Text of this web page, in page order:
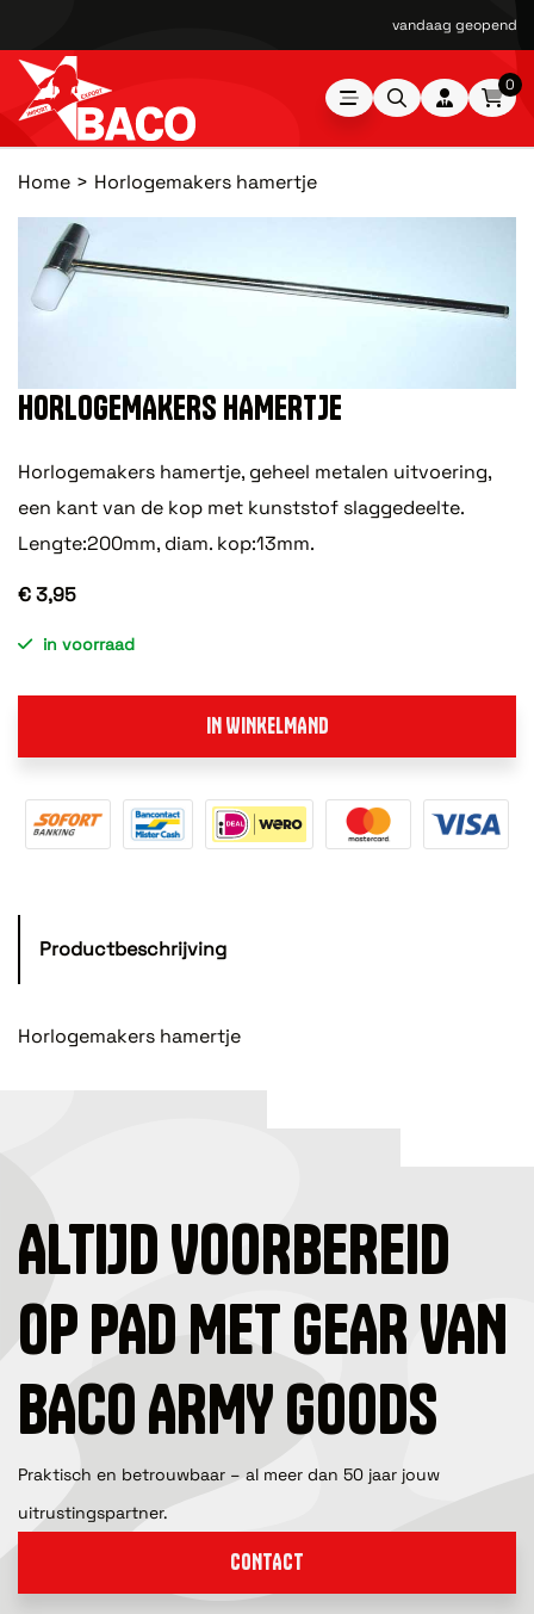
vandaag geopend
0
Home Horlogemakers hamertje
HORLOGEMAKERS HAMERTJE
Horlogemakers hamertje, geheel metalen uitvoering,
een kant van de kop met kunststof slaggedeelte.
Lengte:200mm, diam. kop:13mm.
€ 3,95
in voorraad
IN WINKELMAND
Productbeschrijving
Horlogemakers hamertje
ALTIJD VOORBEREID
OP PAD MET GEAR VAN
BACO ARMY GOODS
Praktisch en betrouwbaar – al meer dan 50 jaar jouw
uitrustingspartner.
CONTACT